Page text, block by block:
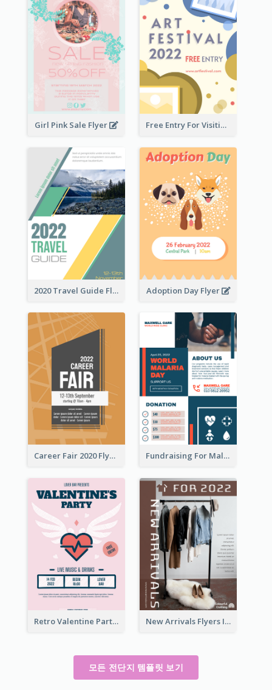
Girl Pink Sale Flyer Free Entry For Visiting Art Fest Flyer
2020 Travel Guide Flyer Adoption Day Flyer
Career Fair 2020 Flyer Fundraising For Malaria Flyer Design
Retro Valentine Party Pink Flyers Design Templates New Arrivals Flyers In In Brown Colour Tone
모든 전단지 템플릿 보기